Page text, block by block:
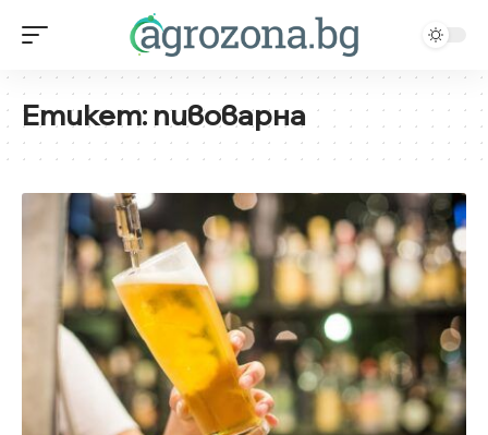
Етикет:пивоварна